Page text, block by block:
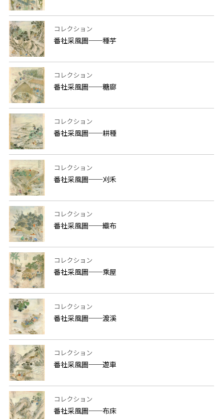
コレクション
番社采風圖──種芋
コレクション
番社采風圖──糖廍
コレクション
番社采風圖──耕種
コレクション
番社采風圖──刈禾
コレクション
番社采風圖──織布
コレクション
番社采風圖──乘屋
コレクション
番社采風圖──渡溪
コレクション
番社采風圖──遊車
コレクション
番社采風圖──布床